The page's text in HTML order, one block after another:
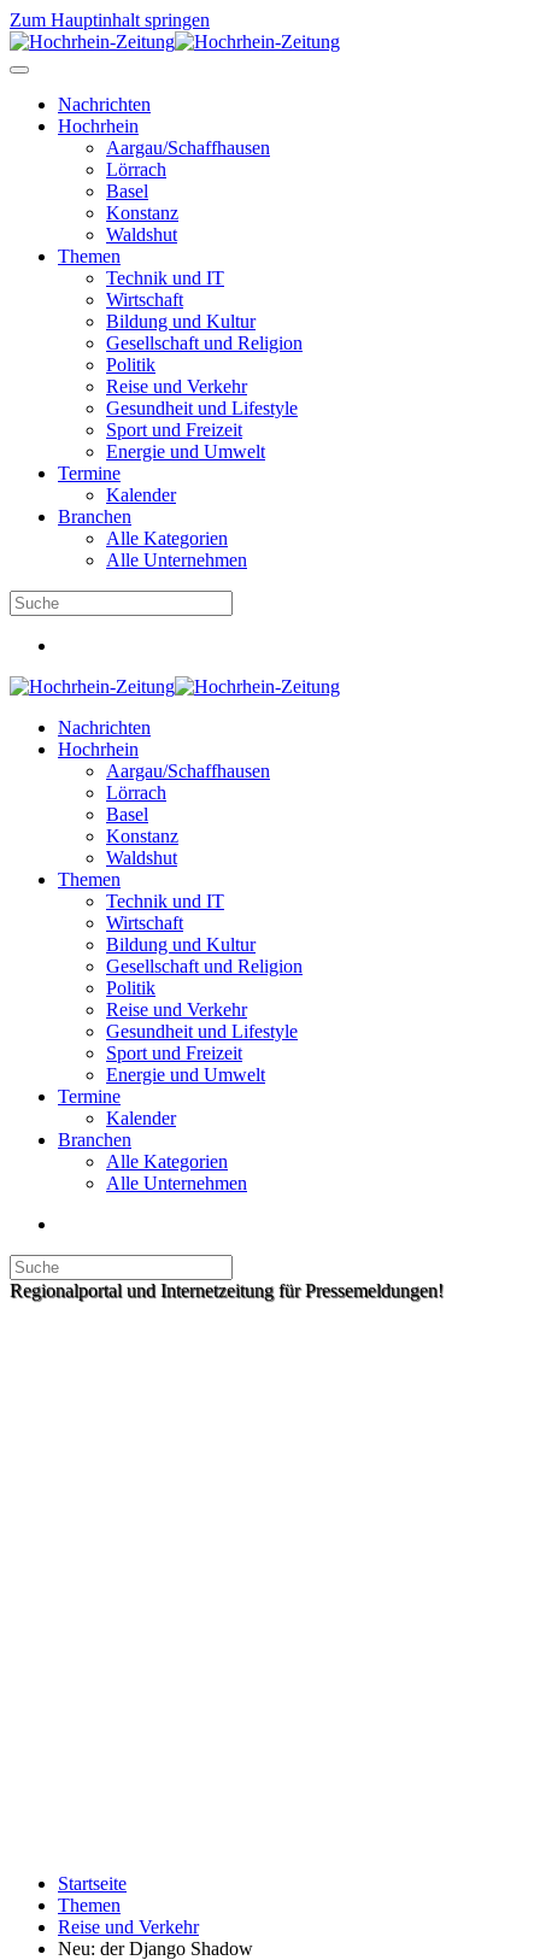
Zum Hauptinhalt springen
Nachrichten
Hochrhein
Aargau/Schaffhausen
Lörrach
Basel
Konstanz
Waldshut
Themen
Technik und IT
Wirtschaft
Bildung und Kultur
Gesellschaft und Religion
Politik
Reise und Verkehr
Gesundheit und Lifestyle
Sport und Freizeit
Energie und Umwelt
Termine
Kalender
Branchen
Alle Kategorien
Alle Unternehmen
Nachrichten
Hochrhein
Aargau/Schaffhausen
Lörrach
Basel
Konstanz
Waldshut
Themen
Technik und IT
Wirtschaft
Bildung und Kultur
Gesellschaft und Religion
Politik
Reise und Verkehr
Gesundheit und Lifestyle
Sport und Freizeit
Energie und Umwelt
Termine
Kalender
Branchen
Alle Kategorien
Alle Unternehmen
Regionalportal und Internetzeitung für Pressemeldungen!
Startseite
Themen
Reise und Verkehr
Neu: der Django Shadow